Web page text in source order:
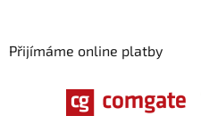
Přijímáme online platby